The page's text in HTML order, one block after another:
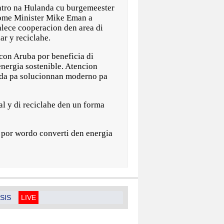
na Hulanda cu burgemeester
Minister Mike Eman a
cooperacion den area di
y reciclahe.
Aruba por beneficia di
sostenible. Atencion
pa solucionnan moderno pa
y di reciclahe den un forma
wordo converti den energia
LIVE